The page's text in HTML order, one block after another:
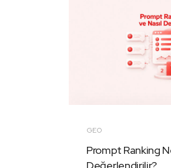
GEO
Prompt Ranking